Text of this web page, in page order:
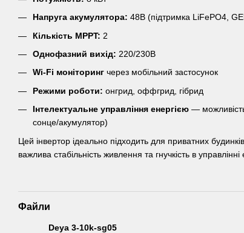
Напруга акумулятора: 48В (підтримка LiFePO4,
Кількість MPPT: 2
Однофазний вихід: 220/230В
Wi-Fi моніторинг через мобільний застосунок
Режими роботи: онгрид, оффгрид, гібрид
Інтелектуальне управління енергією —
сонце/акумулятор)
Цей інвертор ідеально підходить для приватних
важлива стабільність живлення та гнучкість в управлінні
Файли
Deya 3-10k-sg05